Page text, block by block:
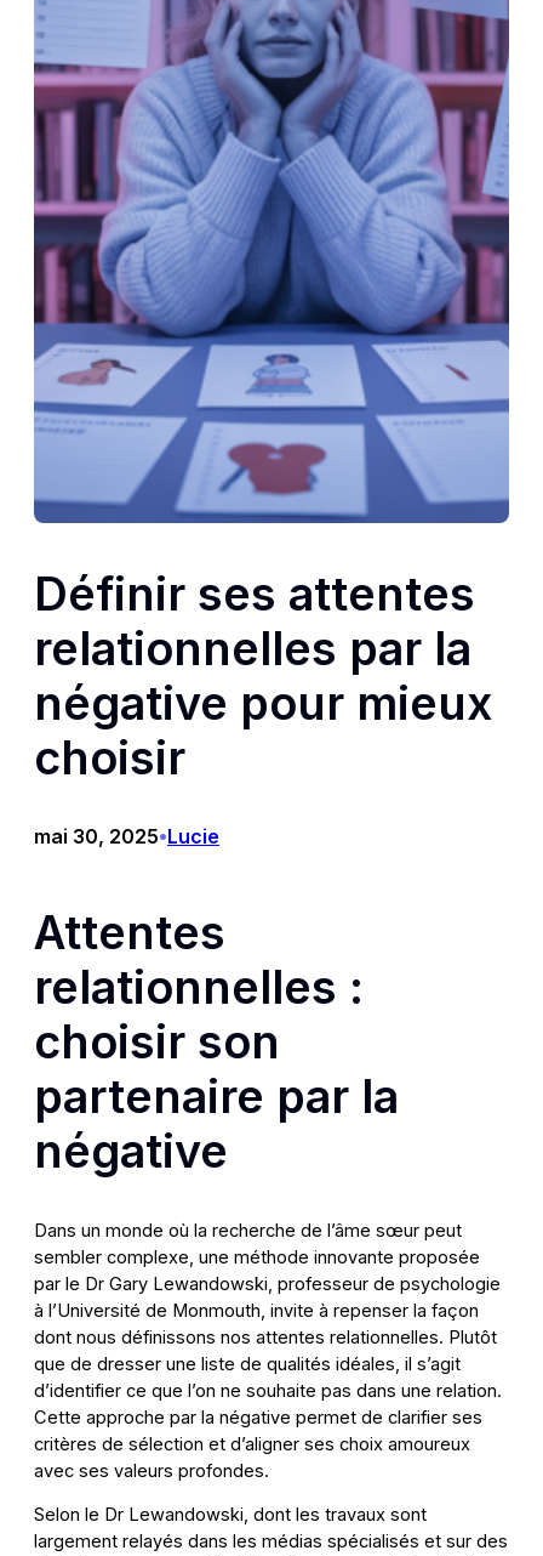
Définir ses attentes
relationnelles par la
négative pour mieux
choisir
mai 30, 2025•Lucie
Attentes
relationnelles :
choisir son
partenaire par la
négative
Dans un monde où la recherche de l’âme sœur peut
sembler complexe, une méthode innovante proposée
par le Dr Gary Lewandowski, professeur de psychologie
à l’Université de Monmouth, invite à repenser la façon
dont nous définissons nos attentes relationnelles. Plutôt
que de dresser une liste de qualités idéales, il s’agit
d’identifier ce que l’on ne souhaite pas dans une relation.
Cette approche par la négative permet de clarifier ses
critères de sélection et d’aligner ses choix amoureux
avec ses valeurs profondes.
Selon le Dr Lewandowski, dont les travaux sont
largement relayés dans les médias spécialisés et sur des